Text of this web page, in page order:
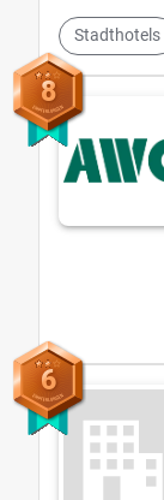
Stadthotels
8
6